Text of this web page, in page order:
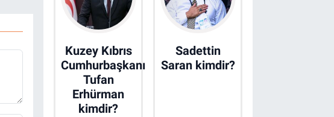
Kuzey Kıbrıs
Cumhurbaşkanı
Tufan
Erhürman
kimdir?
Sadettin
Saran kimdir?